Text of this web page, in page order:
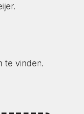
te vinden.